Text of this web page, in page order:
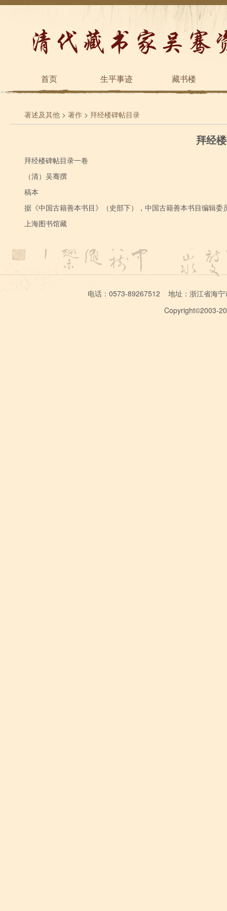
首页 生平事迹 藏书楼
著述及其他 > 著作 > 拜经楼碑帖目录
拜经
拜经楼碑帖目录一卷
（清）吴骞撰
稿本
据《中国古籍善本书目》（史部下），中国古籍善本书目编辑
上海图书馆藏
电话：0573-89267512 地址：浙江省海
Copyright©2003-